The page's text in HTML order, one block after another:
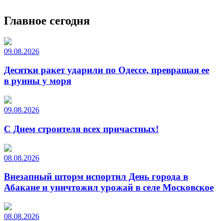
Главное сегодня
09.08.2026
Десятки ракет ударили по Одессе, превращая ее
в руины у моря
09.08.2026
С Днем строителя всех причастных!
08.08.2026
Внезапный шторм испортил День города в
Абакане и уничтожил урожай в селе Московское
08.08.2026